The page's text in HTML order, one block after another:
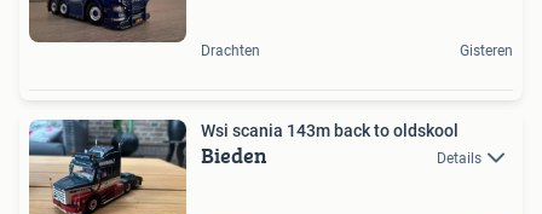
Drachten Gisteren
Wsi scania 143m back to oldskool
Bieden Details